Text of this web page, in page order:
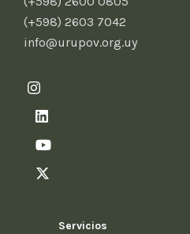
(+598) 2603 7042
info@urupov.org.uy
Servicios